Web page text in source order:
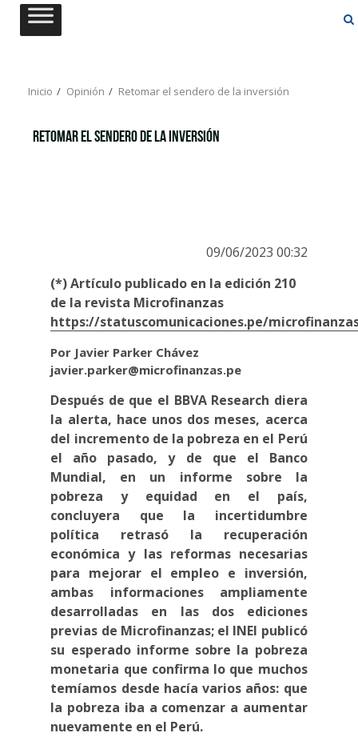
Saltar
Inicio Opinión Retomar el sendero de la inversión
Retomar el sendero de la inversión
09/06/2023 00:32
(*) Artículo publicado en la edición 210
de la revista Microfinanzas
https://statuscomunicaciones.pe/
Por Javier Parker Chávez
javier.parker@microfinanzas.pe
Después de que el BBVA Research diera
la alerta, hace unos dos meses, acerca
del incremento de la pobreza en el Perú
el año pasado, y de que el Banco
Mundial, en un informe sobre la
pobreza y equidad en el país,
concluyera que la incertidumbre
política retrasó la recuperación
económica y las reformas necesarias
para mejorar el empleo e inversión,
ambas informaciones ampliamente
desarrolladas en las dos ediciones
previas de Microfinanzas; el INEI publicó
su esperado informe sobre la pobreza
monetaria que confirma lo que muchos
temíamos desde hacía varios años: que
la pobreza iba a comenzar a aumentar
nuevamente en el Perú.